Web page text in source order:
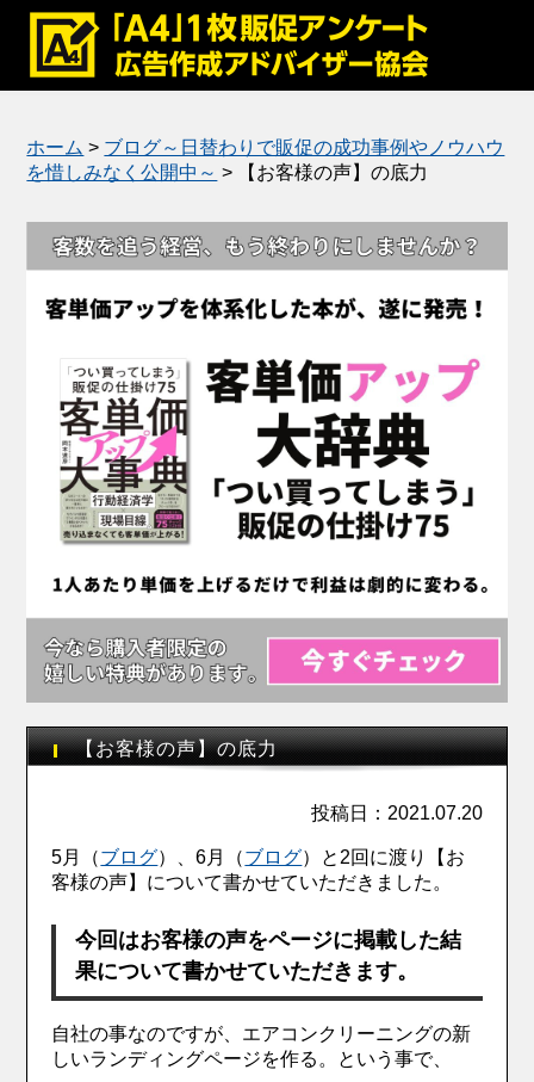
メディア掲載
公式ブログ
ホーム > ブログ～日替わりで販促の成功事例やノウハウ
を惜しみなく公開中～ > 【お客様の声】の底力
【お客様の声】の底力
投稿日：2021.07.20
5月（ブログ）、6月（ブログ）と2回に渡り【お
客様の声】について書かせていただきました。
今回はお客様の声をページに掲載した結
果について書かせていただきます。
自社の事なのですが、エアコンクリーニングの新
しいランディングページを作る。という事で、